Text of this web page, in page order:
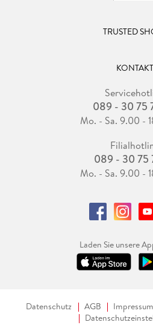
TRUSTED
KONTAKT
089 - 30 75
Mo. - Sa. 9.00 -
089 - 30 75
Mo. - Sa. 9.00 -
Laden Sie unsere
Datenschutz AGB Impressum